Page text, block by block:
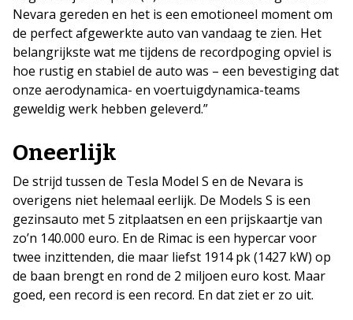
Nevara gereden en het is een emotioneel moment om
de perfect afgewerkte auto van vandaag te zien. Het
belangrijkste wat me tijdens de recordpoging opviel is
hoe rustig en stabiel de auto was – een bevestiging dat
onze aerodynamica- en voertuigdynamica-teams
geweldig werk hebben geleverd.”
Oneerlijk
De strijd tussen de Tesla Model S en de Nevara is
overigens niet helemaal eerlijk. De Models S is een
gezinsauto met 5 zitplaatsen en een prijskaartje van
zo’n 140.000 euro. En de Rimac is een hypercar voor
twee inzittenden, die maar liefst 1914 pk (1427 kW) op
de baan brengt en rond de 2 miljoen euro kost. Maar
goed, een record is een record. En dat ziet er zo uit.